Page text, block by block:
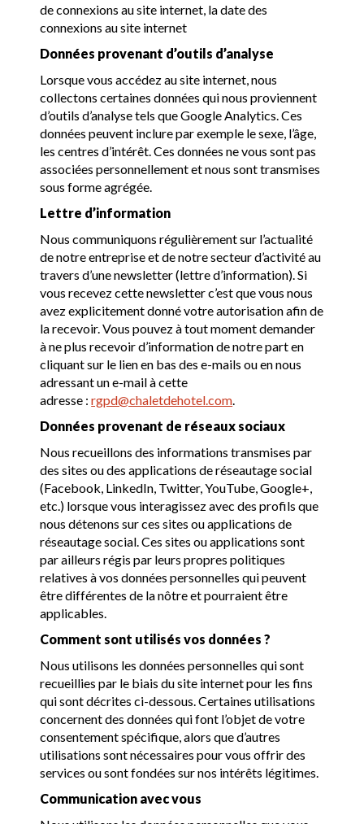
de connexions au site internet, la date des
connexions au site internet
Données provenant d’outils d’analyse
Lorsque vous accédez au site internet, nous
collectons certaines données qui nous proviennent
d’outils d’analyse tels que Google Analytics. Ces
données peuvent inclure par exemple le sexe, l’âge,
les centres d’intérêt. Ces données ne vous sont pas
associées personnellement et nous sont transmises
sous forme agrégée.
Lettre d’information
Nous communiquons régulièrement sur l’actualité
de notre entreprise et de notre secteur d’activité au
travers d’une newsletter (lettre d’information). Si
vous recevez cette newsletter c’est que vous nous
avez explicitement donné votre autorisation afin de
la recevoir. Vous pouvez à tout moment demander
à ne plus recevoir d’information de notre part en
cliquant sur le lien en bas des e-mails ou en nous
adressant un e-mail à cette
adresse :rgpd@chaletdehotel.com
Données provenant de réseaux sociaux
Nous recueillons des informations transmises par
des sites ou des applications de réseautage social
(Facebook, LinkedIn, Twitter, YouTube, Google+,
etc.) lorsque vous interagissez avec des profils que
nous détenons sur ces sites ou applications de
réseautage social. Ces sites ou applications sont
par ailleurs régis par leurs propres politiques
relatives à vos données personnelles qui peuvent
être différentes de la nôtre et pourraient être
applicables.
Comment sont utilisés vos données ?
Nous utilisons les données personnelles qui sont
recueillies par le biais du site internet pour les fins
qui sont décrites ci-dessous. Certaines utilisations
concernent des données qui font l’objet de votre
consentement spécifique, alors que d’autres
utilisations sont nécessaires pour vous offrir des
services ou sont fondées sur nos intérêts légitimes.
Communication avec vous